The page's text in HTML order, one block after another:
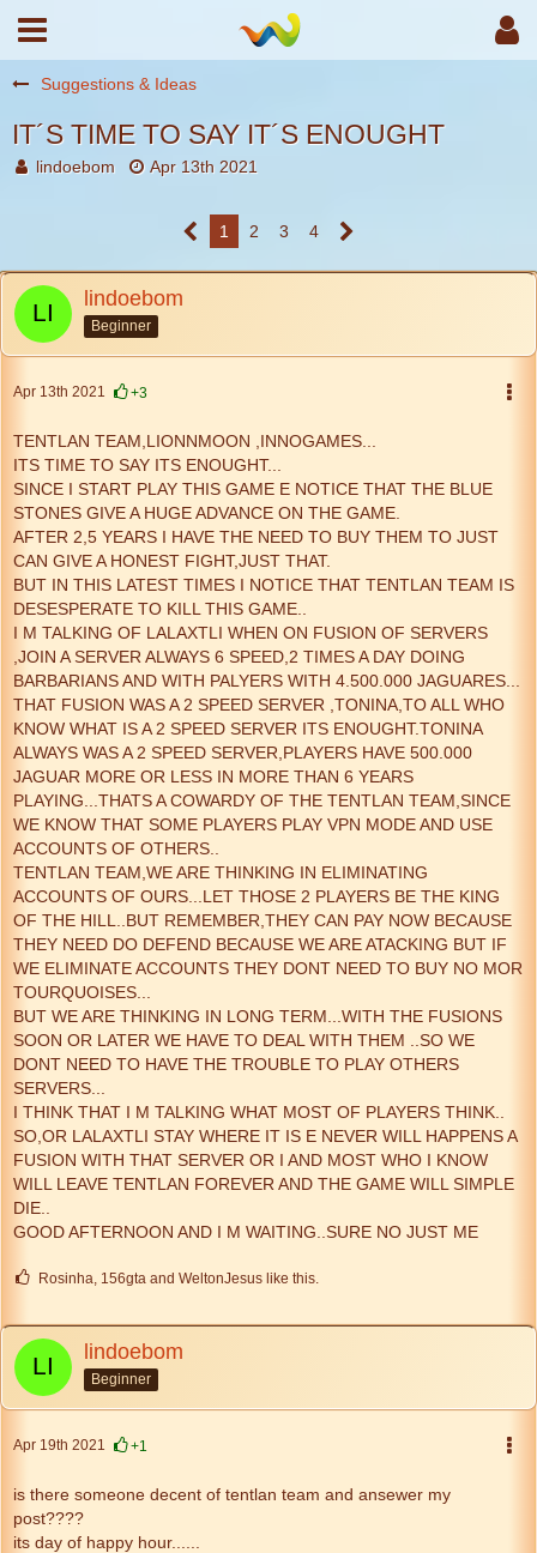
Suggestions & Ideas
IT´S TIME TO SAY IT´S ENOUGHT
lindoebom Apr 13th 2021
1 2 3 4
lindoebom
Beginner
Apr 13th 2021 +3
TENTLAN TEAM,LIONNMOON ,INNOGAMES...
ITS TIME TO SAY ITS ENOUGHT...
SINCE I START PLAY THIS GAME E NOTICE THAT THE BLUE
STONES GIVE A HUGE ADVANCE ON THE GAME.
AFTER 2,5 YEARS I HAVE THE NEED TO BUY THEM TO JUST
CAN GIVE A HONEST FIGHT,JUST THAT.
BUT IN THIS LATEST TIMES I NOTICE THAT TENTLAN TEAM IS
DESESPERATE TO KILL THIS GAME..
I M TALKING OF LALAXTLI WHEN ON FUSION OF SERVERS
,JOIN A SERVER ALWAYS 6 SPEED,2 TIMES A DAY DOING
BARBARIANS AND WITH PALYERS WITH 4.500.000 JAGUARES...
THAT FUSION WAS A 2 SPEED SERVER ,TONINA,TO ALL WHO
KNOW WHAT IS A 2 SPEED SERVER ITS ENOUGHT.TONINA
ALWAYS WAS A 2 SPEED SERVER,PLAYERS HAVE 500.000
JAGUAR MORE OR LESS IN MORE THAN 6 YEARS
PLAYING...THATS A COWARDY OF THE TENTLAN TEAM,SINCE
WE KNOW THAT SOME PLAYERS PLAY VPN MODE AND USE
ACCOUNTS OF OTHERS..
TENTLAN TEAM,WE ARE THINKING IN ELIMINATING
ACCOUNTS OF OURS...LET THOSE 2 PLAYERS BE THE KING
OF THE HILL..BUT REMEMBER,THEY CAN PAY NOW BECAUSE
THEY NEED DO DEFEND BECAUSE WE ARE ATACKING BUT IF
WE ELIMINATE ACCOUNTS THEY DONT NEED TO BUY NO MOR
TOURQUOISES...
BUT WE ARE THINKING IN LONG TERM...WITH THE FUSIONS
SOON OR LATER WE HAVE TO DEAL WITH THEM ..SO WE
DONT NEED TO HAVE THE TROUBLE TO PLAY OTHERS
SERVERS...
I THINK THAT I M TALKING WHAT MOST OF PLAYERS THINK..
SO,OR LALAXTLI STAY WHERE IT IS E NEVER WILL HAPPENS A
FUSION WITH THAT SERVER OR I AND MOST WHO I KNOW
WILL LEAVE TENTLAN FOREVER AND THE GAME WILL SIMPLE
DIE..
GOOD AFTERNOON AND I M WAITING..SURE NO JUST ME
Rosinha, 156gta and WeltonJesus like this.
lindoebom
Beginner
Apr 19th 2021 +1
is there someone decent of tentlan team and ansewer my
post????
its day of happy hour......